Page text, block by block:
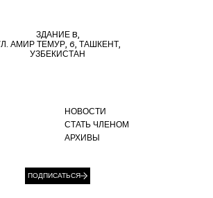
ЗДАНИЕ B,
АМИР ТЕМУР, 6, ТАШКЕНТ,
УЗБЕКИСТАН
НОВОСТИ
СТАТЬ ЧЛЕНОМ
АРХИВЫ
ПОДПИСАТЬСЯ